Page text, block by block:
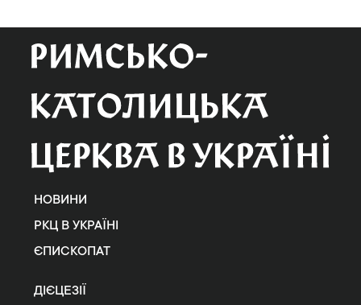
НОВИНИ
РКЦ В УКРАЇНІ
ЄПИСКОПАТ
ДІЄЦЕЗІЇ